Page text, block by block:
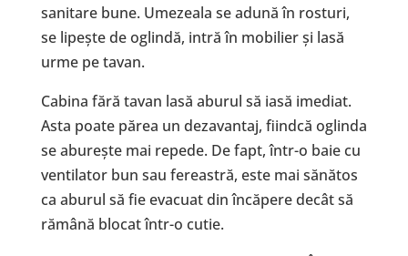
sanitare bune. Umezeala se adună în rosturi,
se lipește de oglindă, intră în mobilier și lasă
urme pe tavan.
Cabina fără tavan lasă aburul să iasă imediat.
Asta poate părea un dezavantaj, fiindcă oglinda
se aburește mai repede. De fapt, într-o baie cu
ventilator bun sau fereastră, este mai sănătos
ca aburul să fie evacuat din încăpere decât să
rămână blocat într-o cutie.